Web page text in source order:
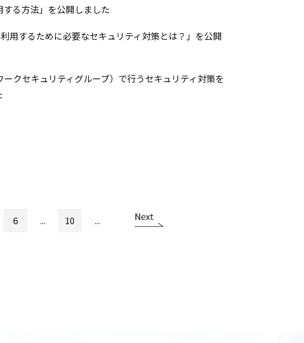
る方法」を公開しました
用するために必要なセキュリティ対策とは？」を公開
クセキュリティグループ）で行うセキュリティ対策を
6 ... 10 ...